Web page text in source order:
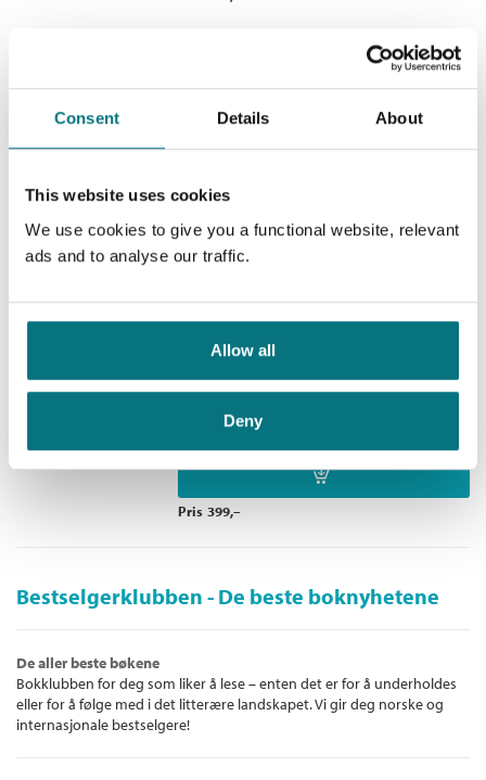
Consent Details About
This website uses cookies
We use cookies to give you a functional website, relevant
ads and to analyse our traffic.
Allow all
Deny
hvisker en døende en merkelig frase i øret til Arto Söderstedt.
Isløsning
Berger og Blom / Arne Dahl
Pris 399,–
Friheten
Berger og Blom /Arne Dahl
Nedlastbar lydbok
Pris 399,–
Bestselgerklubben - De beste boknyhetene
De aller beste bøkene
Bokklubben for deg som liker å lese – enten det er for å underholdes
eller for å følge med i det litterære landskapet. Vi gir deg norske og
internasjonale bestselgere!